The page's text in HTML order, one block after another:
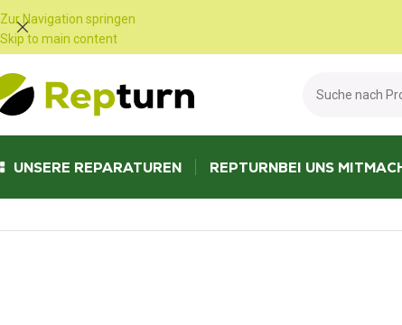
Zur Navigation springen
Skip to main content
UNSERE REPARATUREN REPTURNBEI UNS